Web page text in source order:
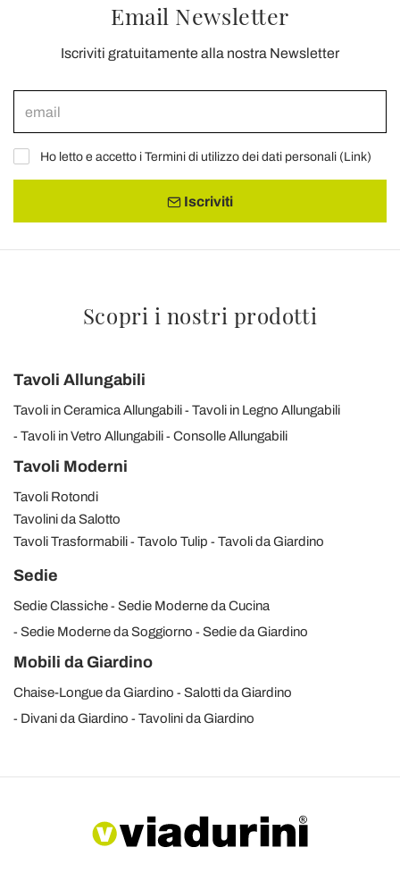
Email Newsletter
Iscriviti gratuitamente alla nostra Newsletter
Ho letto e accetto i Termini di utilizzo dei dati personali (Link)
Iscriviti
Scopri i nostri prodotti
Tavoli Allungabili
Tavoli in Ceramica Allungabili
Tavoli in Legno Allungabili
Tavoli in Vetro Allungabili
Consolle Allungabili
Tavoli Moderni
Tavoli Rotondi
Tavolini da Salotto
Tavoli Trasformabili
Tavolo Tulip Tavoli da Giardino
Sedie
Sedie Classiche
Sedie Moderne da Cucina
Sedie Moderne da Soggiorno
Sedie da Giardino
Mobili da Giardino
Chaise-Longue da Giardino
Salotti da Giardino
Divani da Giardino
Tavolini da Giardino